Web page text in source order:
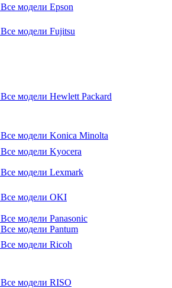
Все модели Epson
Все модели Fujitsu
Все модели Hewlett Packard
Все модели Konica Minolta
Все модели Kyocera
Все модели Lexmark
Все модели OKI
Все модели Panasonic
Все модели Pantum
Все модели Ricoh
Все модели RISO